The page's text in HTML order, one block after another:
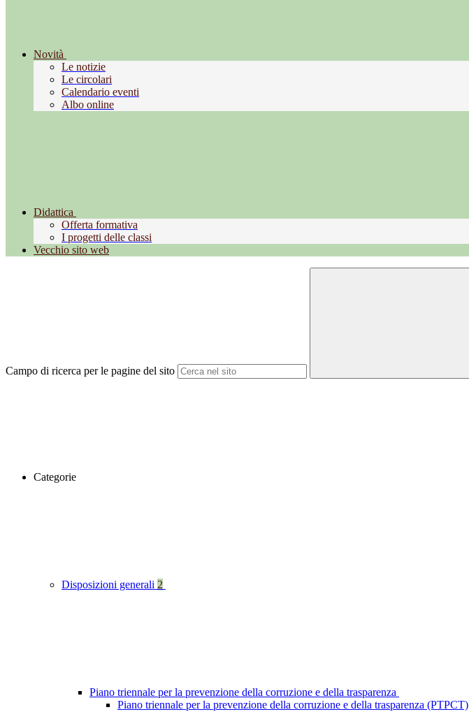
Novità
Le notizie
Le circolari
Calendario eventi
Albo online
Didattica
Offerta formativa
I progetti delle classi
Vecchio sito web
Campo di ricerca per le pagine del sito
Categorie
Disposizioni generali 2
Piano triennale per la prevenzione della corruzione e della trasparenza
Piano triennale per la prevenzione della corruzione e della trasparenza (PTPCT)